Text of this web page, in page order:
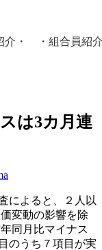
介 ・ ・ 組合員紹
生労働省 認可
は3カ月連
によると、２人以
変動の影響を除
同月比マイナス
のうち７項目が実